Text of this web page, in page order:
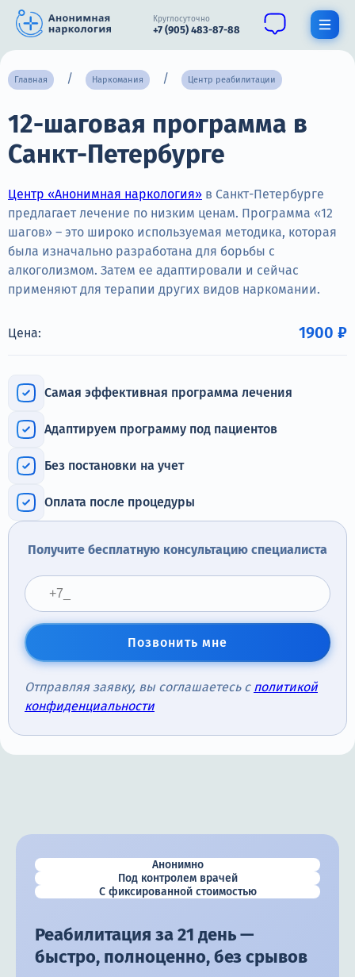
Круглосуточно
+7 (905) 483-87-88
О нас
Наркомания
Алкоголизм
Нарколог
Стационар
Психиатрия
Цены
Контакты
+7 (905) 483-87-88
Санкт-Петербург, Воронежская улица, 14
Главная Наркомания Центр реабилитации
12-шаговая программа в
Санкт-Петербурге
Центр «Анонимная наркология» в Санкт-Петербурге
предлагает лечение по низким ценам. Программа «12
шагов» – это широко используемая методика, которая
была изначально разработана для борьбы с
алкоголизмом. Затем ее адаптировали и сейчас
применяют для терапии других видов наркомании.
Цена: 1900 ₽
Самая эффективная программа лечения
Адаптируем программу под пациентов
Без постановки на учет
Оплата после процедуры
Получите бесплатную консультацию специалиста
Позвонить мне
Отправляя заявку, вы соглашаетесь с политикой
конфиденциальности
Анонимно
Под контролем врачей
С фиксированной стоимостью
Реабилитация за 21 день —
быстро, полноценно, без срывов